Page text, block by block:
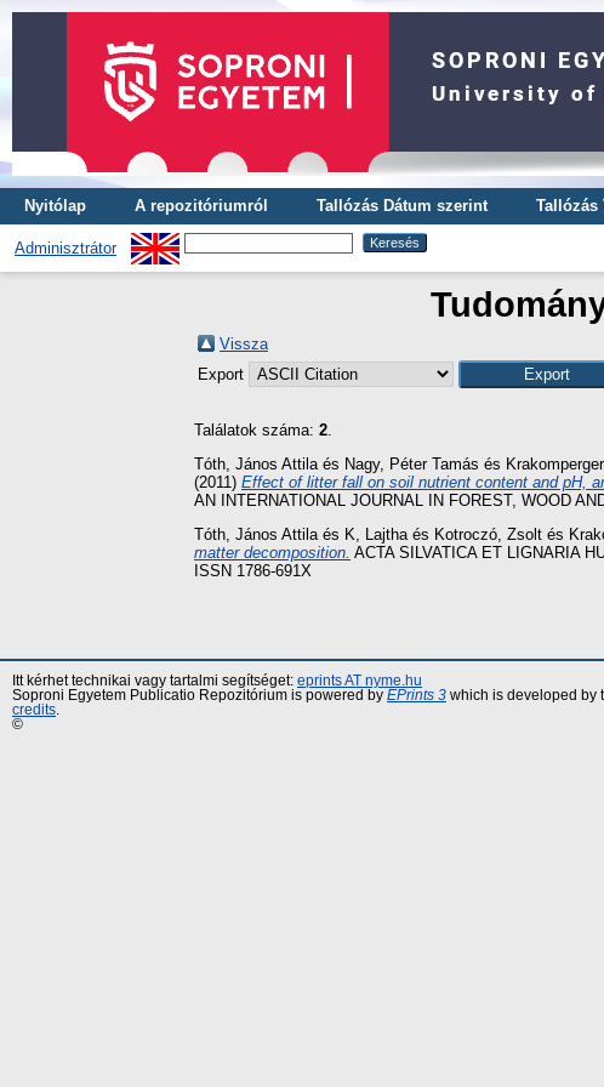
Nyitólap A repozitóriumról Tallózás Dátum szerint Tallózás
Adminisztrátor
Vissza
Export
Találatok száma: 2.
Tóth, János Attila és Nagy, Péter Tamás és
(2011) Effect of litter fall on soil nutrient content and pH,
AN INTERNATIONAL JOURNAL IN FOREST, WOOD
Tóth, János Attila és K, Lajtha és Kotroczó, Zsolt és
matter decomposition. ACTA SILVATICA ET LIGNARIA
ISSN 1786-691X
Itt kérhet technikai vagy tartalmi segítséget: eprints AT nyme.hu
Soproni Egyetem Publicatio Repozitórium is powered by EPrints 3 which is developed by
credits
©